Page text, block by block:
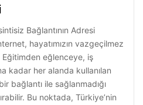
Bağlantının Adresi
hayatımızın vazgeçilmez
Eğitimden eğlenceye, iş
kadar her alanda kullanılan
bağlantı ile sağlanmadığı
Bu noktada, Türkiye’nin